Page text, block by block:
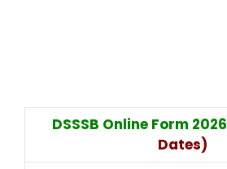
DSSSB Online Form 2026
Dates)